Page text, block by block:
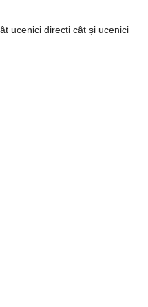
ucenici direcți cât și ucenici